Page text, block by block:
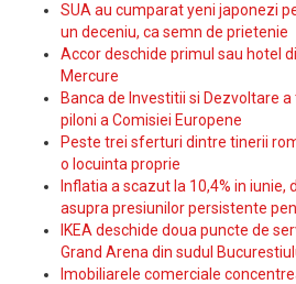
SUA au cumparat yeni japonezi
un deceniu, ca semn de prietenie
Accor deschide primul sau hotel
Mercure
Banca de Investitii si Dezvoltare
piloni a Comisiei Europene
Peste trei sferturi dintre tinerii
o locuinta proprie
Inflatia a scazut la 10,4% in
asupra presiunilor persistente
IKEA deschide doua puncte de
Grand Arena din sudul
Imobiliarele comerciale